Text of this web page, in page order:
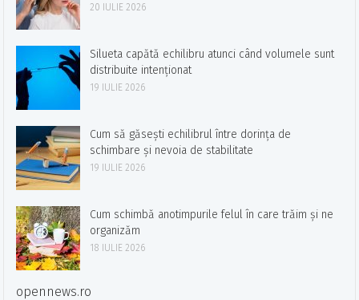
20 IULIE 2026
Silueta capătă echilibru atunci când volumele sunt
distribuite intenționat
19 IULIE 2026
Cum să găsești echilibrul între dorința de
schimbare și nevoia de stabilitate
19 IULIE 2026
Cum schimbă anotimpurile felul în care trăim și ne
organizăm
18 IULIE 2026
opennews.ro